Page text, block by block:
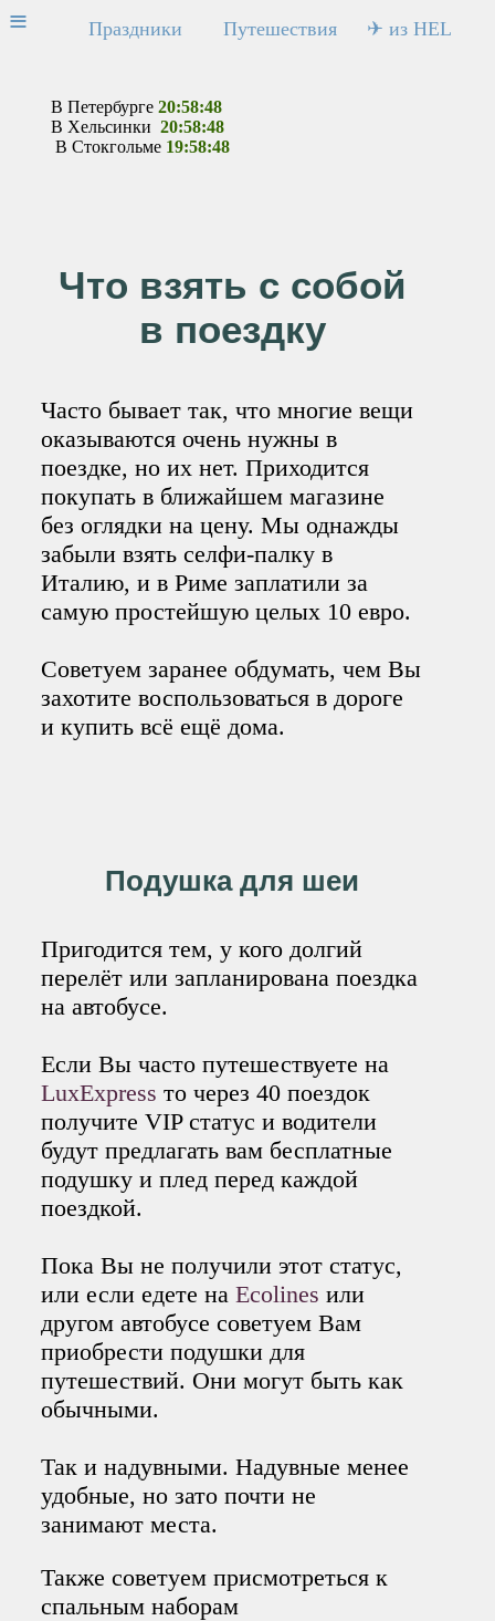
≡ Праздники Путешествия ✈ из HEL
В Петербурге 20:58:48
В Хельсинки 20:58:48
В Стокгольме 19:58:48
Что взять с собой
в поездку
Часто бывает так, что многие вещи
оказываются очень нужны в
поездке, но их нет. Приходится
покупать в ближайшем магазине
без оглядки на цену. Мы однажды
забыли взять селфи-палку в
Италию, и в Риме заплатили за
самую простейшую целых 10 евро.
Советуем заранее обдумать, чем Вы
захотите воспользоваться в дороге
и купить всё ещё дома.
Подушка для шеи
Пригодится тем, у кого долгий
перелёт или запланирована поездка
на автобусе.
Если Вы часто путешествуете на
LuxExpressто через 40 поездок
получите VIP статус и водители
будут предлагать вам бесплатные
подушку и плед перед каждой
поездкой.
Пока Вы не получили этот статус,
или если едете наEcolinesили
другом автобусе советуем Вам
приобрести подушки для
путешествий. Они могут быть как
обычными.
Так и надувными. Надувные менее
удобные, но зато почти не
занимают места.
Также советуем присмотреться к
спальным наборам